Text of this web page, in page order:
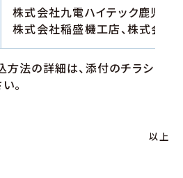
株式会社九電ハイテック鹿児島
株式会社稲盛機工店、株式会社
方法の詳細は、添付のチラシ
。
以上